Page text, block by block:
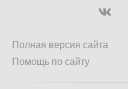
Полная версия сайта
Помощь по сайту